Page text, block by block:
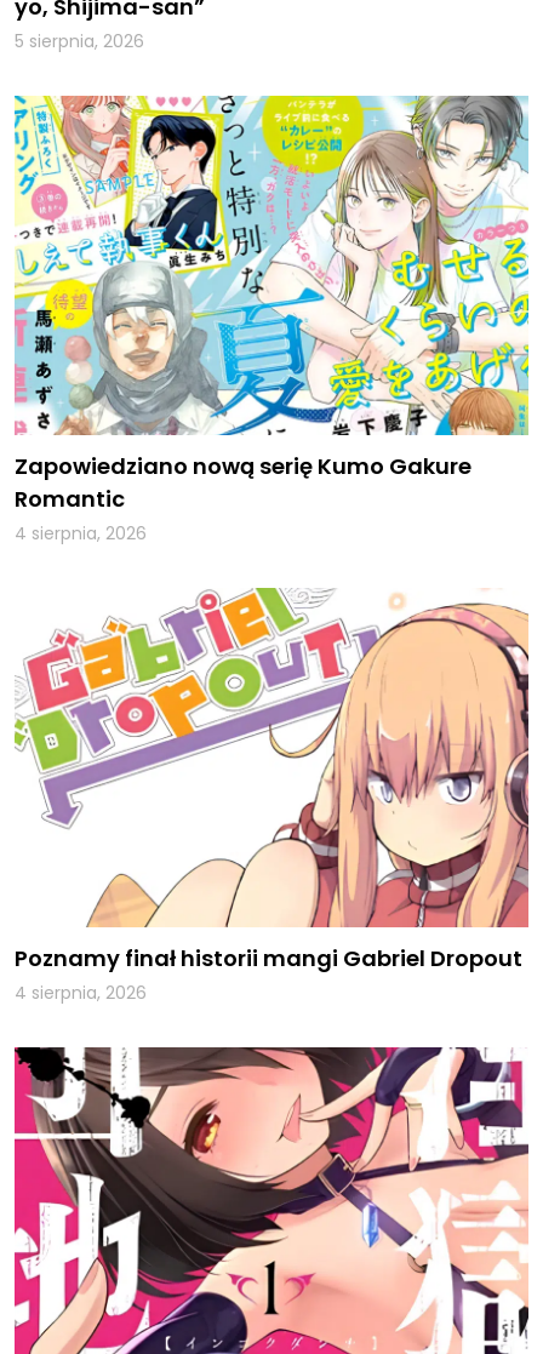
yo, Shijima-san”
5 sierpnia, 2026
Zapowiedziano nową serię Kumo Gakure
Romantic
4 sierpnia, 2026
Poznamy finał historii mangi Gabriel Dropout
4 sierpnia, 2026